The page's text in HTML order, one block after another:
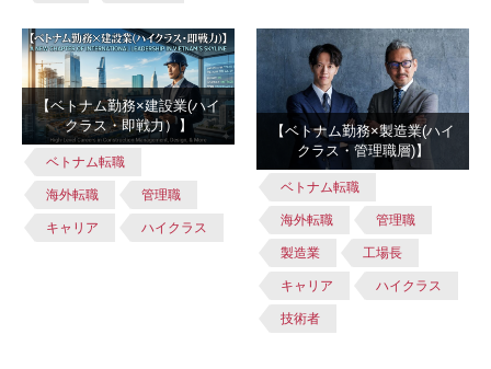
【ベトナム勤務×建設業(ハイ
クラス・即戦力）】
ベトナム転職
海外転職 管理職
キャリア ハイクラス
【ベトナム勤務×製造業(ハイ
クラス・管理職層)】
ベトナム転職
海外転職 管理職
製造業 工場長
キャリア ハイクラス
技術者